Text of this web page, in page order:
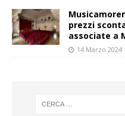
prezzi
associate a
14 Marzo 2024